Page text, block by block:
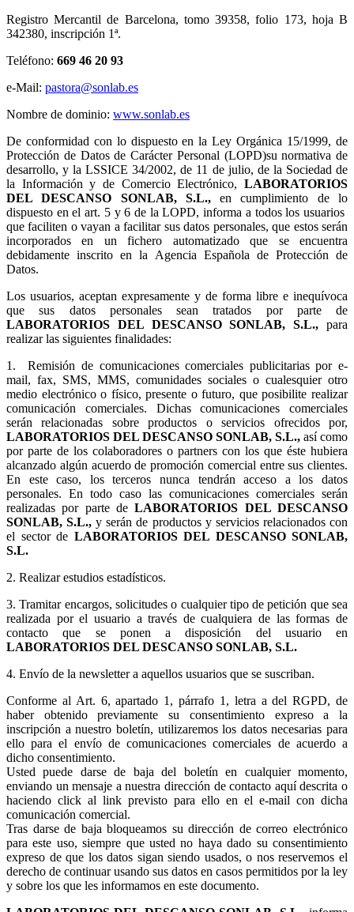
Registro Mercantil de Barcelona, tomo 39358, folio 173, hoja B
342380, inscripción 1ª.
Teléfono: 669 46 20 93
e-Mail: pastora@sonlab.es
Nombre de dominio: www.sonlab.es
De conformidad con lo dispuesto en la Ley Orgánica 15/1999, de
Protección de Datos de Carácter Personal (LOPD)su normativa de
desarrollo, y la LSSICE 34/2002, de 11 de julio, de la Sociedad de
la Información y de Comercio Electrónico, LABORATORIOS
DEL DESCANSO SONLAB, S.L.,en cumplimiento de lo
dispuesto en el art. 5 y 6 de la LOPD, informa a todos los usuarios
que faciliten o vayan a facilitar sus datos personales, que estos serán
incorporados en un fichero automatizado que se encuentra
debidamente inscrito en la Agencia Española de Protección de
Datos.
Los usuarios, aceptan expresamente y de forma libre e inequívoca
que sus datos personales sean tratados por parte de
LABORATORIOS DEL DESCANSO SONLAB, S.L., para
realizar las siguientes finalidades:
1.Remisión de comunicaciones comerciales publicitarias por e-
mail, fax, SMS, MMS, comunidades sociales o cualesquier otro
medio electrónico o físico, presente o futuro, que posibilite realizar
comunicación comerciales. Dichas comunicaciones comerciales
serán relacionadas sobre productos o servicios ofrecidos por,
LABORATORIOS DEL DESCANSO SONLAB, S.L., así como
por parte de los colaboradores o partners con los que éste hubiera
alcanzado algún acuerdo de promoción comercial entre sus clientes.
En este caso, los terceros nunca tendrán acceso a los datos
personales. En todo caso las comunicaciones comerciales serán
realizadas por parte deLABORATORIOS DEL DESCANSO
SONLAB, S.L., y serán de productos y servicios relacionados con
el sector de LABORATORIOS DEL DESCANSO SONLAB,
S.L.
2. Realizar estudios estadísticos.
3.Tramitar encargos, solicitudes o cualquier tipo de petición que sea
realizada por el usuario a través de cualquiera de las formas de
contacto que se ponen a disposición del usuario en
LABORATORIOS DEL DESCANSO SONLAB, S.L.
4. Envío de la newsletter a aquellos usuarios que se suscriban.
Conforme al Art. 6, apartado 1, párrafo 1, letra a del RGPD, de
haber obtenido previamente su consentimiento expreso a la
inscripción a nuestro boletín, utilizaremos los datos necesarias para
ello para el envío de comunicaciones comerciales de acuerdo a
dicho consentimiento.
Usted puede darse de baja del boletín en cualquier momento,
enviando un mensaje a nuestra dirección de contacto aquí descrita o
haciendo click al link previsto para ello en el e-mail con dicha
comunicación comercial.
Tras darse de baja bloqueamos su dirección de correo electrónico
para este uso, siempre que usted no haya dado su consentimiento
expreso de que los datos sigan siendo usados, o nos reservemos el
derecho de continuar usando sus datos en casos permitidos por la ley
y sobre los que les informamos en este documento.